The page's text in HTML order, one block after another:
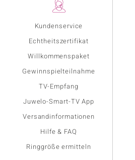
Kundenservice
Echtheitszertifikat
Willkommenspaket
Gewinnspielteilnahme
TV-Empfang
Juwelo-Smart-TV App
Versandinformationen
Hilfe & FAQ
Ringgröße ermitteln